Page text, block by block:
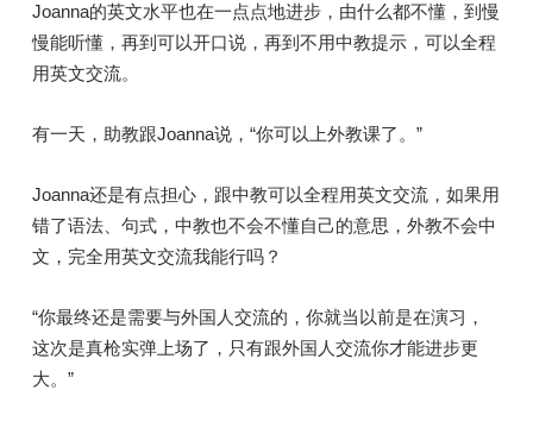
Joanna的英文水平也在一点点地进步，由什么都不懂，到慢
慢能听懂，再到可以开口说，再到不用中教提示，可以全程
用英文交流。
有一天，助教跟Joanna说，“你可以上外教课了。”
Joanna还是有点担心，跟中教可以全程用英文交流，如果用
错了语法、句式，中教也不会不懂自己的意思，外教不会中
文，完全用英文交流我能行吗？
“你最终还是需要与外国人交流的，你就当以前是在演习，
这次是真枪实弹上场了，只有跟外国人交流你才能进步更
大。”